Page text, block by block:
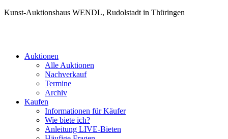
Kunst-Auktionshaus WENDL, Rudolstadt in Thüringen
Auktionen
Alle Auktionen
Nachverkauf
Termine
Archiv
Kaufen
Informationen für Käufer
Wie biete ich?
Anleitung LIVE-Bieten